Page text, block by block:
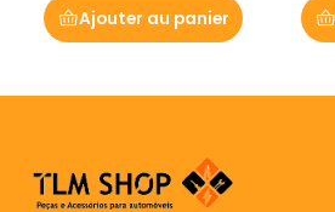
Ajouter au panier